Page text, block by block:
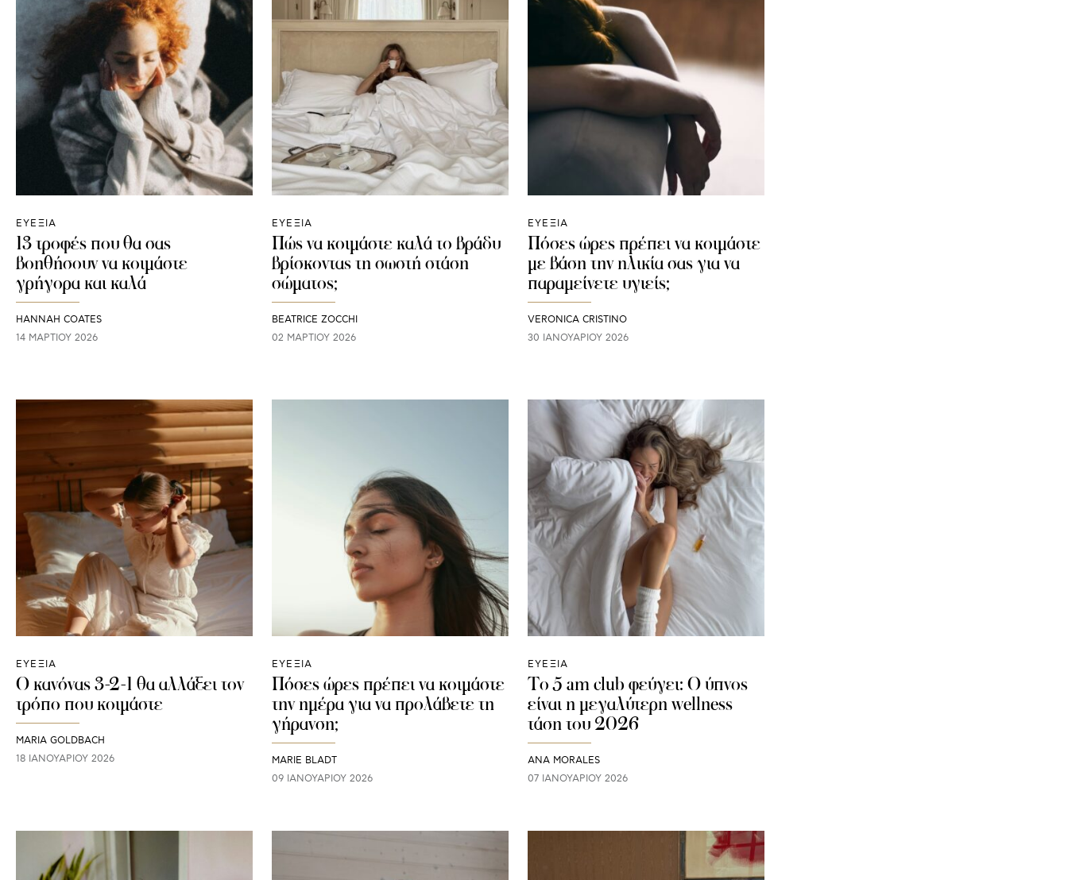
ΕΥΕΞΙΑ
13 τροφές που θα σας
βοηθήσουν να κοιμάστε
γρήγορα και καλά
HANNAH COATES
14 ΜΑΡΤΊΟΥ 2026
ΕΥΕΞΙΑ
Πώς να κοιμάστε καλά το βράδυ
βρίσκοντας τη σωστή στάση
σώματος;
BEATRICE ZOCCHI
02 ΜΑΡΤΊΟΥ 2026
ΕΥΕΞΙΑ
Πόσες ώρες πρέπει να κοιμάστε
με βάση την ηλικία σας για να
παραμείνετε υγιείς;
VERONICA CRISTINO
30 ΙΑΝΟΥΑΡΊΟΥ 2026
ΕΥΕΞΙΑ
Ο κανόνας 3-2-1 θα αλλάξει τον
τρόπο που κοιμάστε
MARIA GOLDBACH
18 ΙΑΝΟΥΑΡΊΟΥ 2026
ΕΥΕΞΙΑ
Πόσες ώρες πρέπει να κοιμάστε
την ημέρα για να προλάβετε τη
γήρανση;
MARIE BLADT
09 ΙΑΝΟΥΑΡΊΟΥ 2026
ΕΥΕΞΙΑ
Το 5 am club φεύγει: Ο ύπνος
είναι η μεγαλύτερη wellness
τάση του 2026
ANA MORALES
07 ΙΑΝΟΥΑΡΊΟΥ 2026